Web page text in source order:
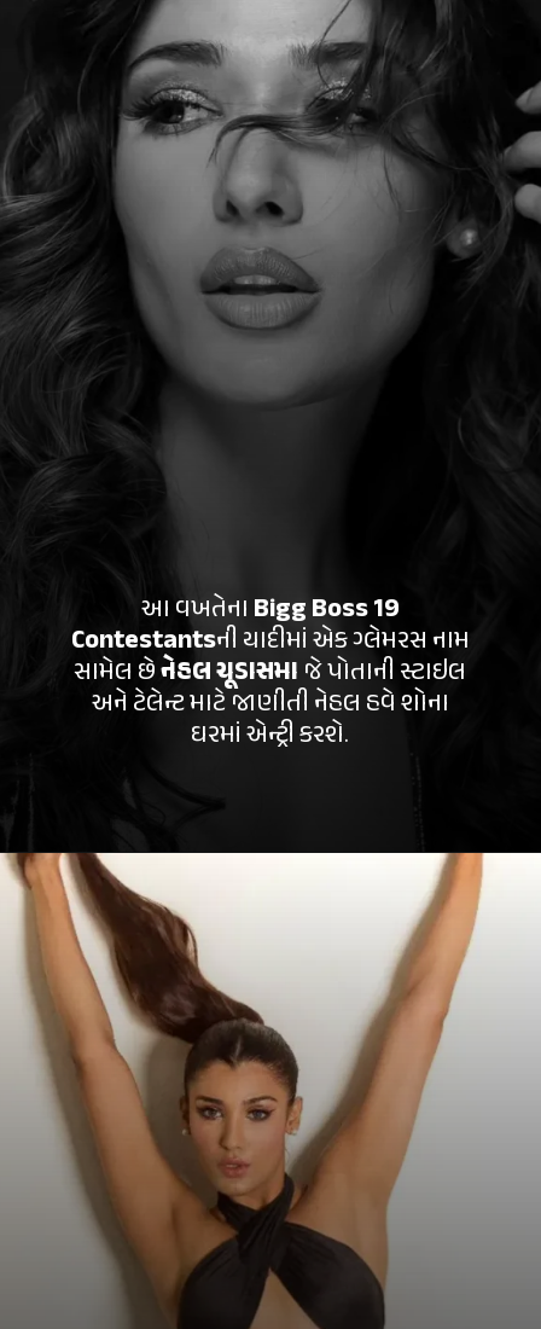
આ વખતેના Bigg Boss 19
Contestantsની યાદીમાં એક ગ્લેમરસ નામ
સામેલ છેનેહલ ચૂડાસમા જેપોતાની સ્ટાઇલ
અને ટેલેન્ટ માટે જાણીતી નેહલ હવે શોના
ઘરમાં એન્ટ્રી કરશે.